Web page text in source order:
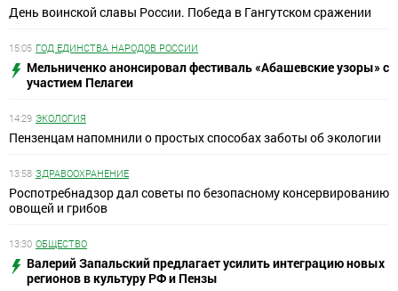
День воинской славы России. Победа в Гангутском сражении
15:05 ГОД ЕДИНСТВА НАРОДОВ РОССИИ
Мельниченко анонсировал фестиваль «Абашевские узоры» с
участием Пелагеи
14:29 ЭКОЛОГИЯ
Пензенцам напомнили о простых способах заботы об экологии
13:58 ЗДРАВООХРАНЕНИЕ
Роспотребнадзор дал советы по безопасному консервированию
овощей и грибов
13:30 ОБЩЕСТВО
Валерий Запальский предлагает усилить интеграцию новых
регионов в культуру РФ и Пензы